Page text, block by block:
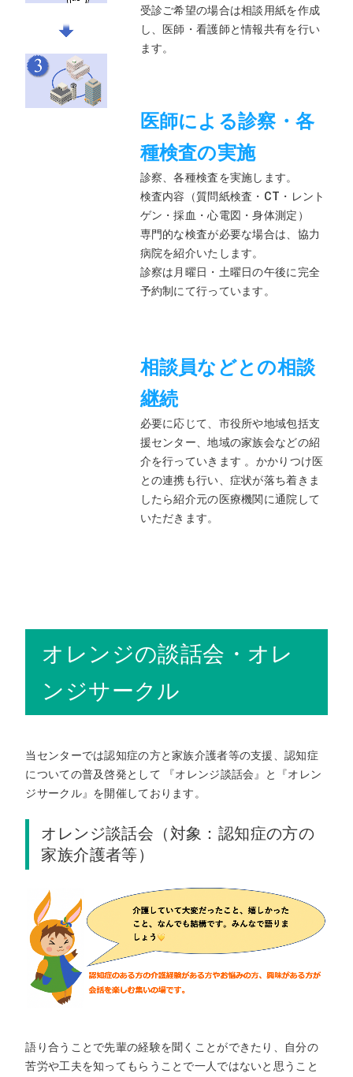
受診ご希望の場合は相談用紙を作成
し、医師・看護師と情報共有を行い
ます。
医師による診察・各
種検査の実施
診察、各種検査を実施します。
検査内容（質問紙検査・CT・レント
ゲン・採血・心電図・身体測定）
専門的な検査が必要な場合は、協力
病院を紹介いたします。
診察は月曜日・土曜日の午後に完全
予約制にて行っています。
相談員などとの相談
継続
必要に応じて、市役所や地域包括支
援センター、地域の家族会などの紹
介を行っていきます 。かかりつけ医
との連携も行い、症状が落ち着きま
したら紹介元の医療機関に通院して
いただきます。
オレンジの談話会・オレ
ンジサークル
当センターでは認知症の方と家族介護者等の支援、認知症
についての普及啓発として 『オレンジ談話会』と『オレン
ジサークル』を開催しております。
オレンジ談話会（対象：認知症の方の
家族介護者等）
語り合うことで先輩の経験を聞くことができたり、自分の
苦労や工夫を知ってもらうことで一人ではないと思うこと